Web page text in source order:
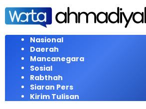
Langsung
konten
Nasional
Daerah
Mancanegara
Sosial
Rabthah
Siaran Pers
Kirim Tulisan